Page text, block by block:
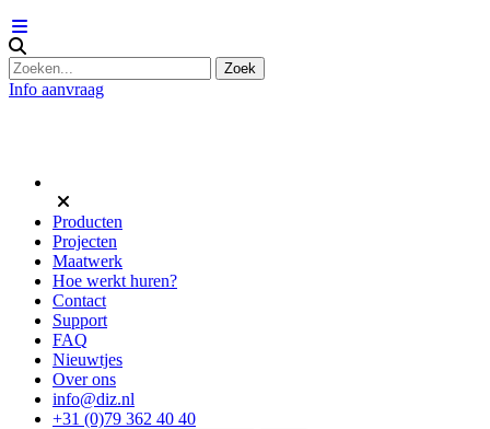
Info aanvraag
Producten
Projecten
Maatwerk
Hoe werkt huren?
Contact
Support
FAQ
Nieuwtjes
Over ons
info@diz.nl
+31 (0)79 362 40 40